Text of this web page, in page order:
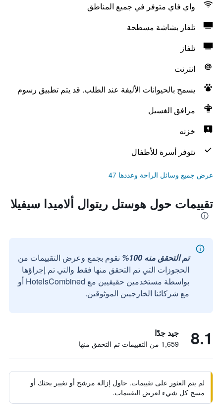
واي فاي متوفر في جميع المناطق
تلفاز بشاشة مسطحة
تلفاز
انترنت
يسمح بالحيوانات الأليفة عند الطلب. قد يتم تطبيق رسوم
مرافق الغسيل
خزنه
تتوفر أسرة للأطفال
عرض جميع وسائل الراحة وعددها 47
تقييمات حول هوستل ريتوال ألاميدا سيفيلا
تم التحقق منه 100%
نقوم بجمع وعرض التقييمات من
الحجوزات التي تم التحقق منها فقط والتي تم إجراؤها
بواسطة مستخدمين حقيقيين مع HotelsCombined أو
مع شركائنا الخارجيين الموثوقين.
8.1 جيد جدًا
1,659 من التقييمات تم التحقق منها
لم يتم العثور على تقييمات. حاول إزالة مرشح أو تغيير بحثك أو
مسح كل شيء لعرض التقييمات.